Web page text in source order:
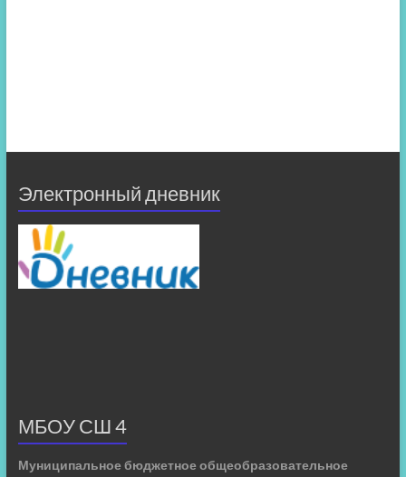
Электронный дневник
МБОУ СШ 4
Муниципальное бюджетное общеобразовательное